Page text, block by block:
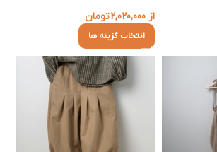
از 2,020,000تومان
انتخاب گزینه ها